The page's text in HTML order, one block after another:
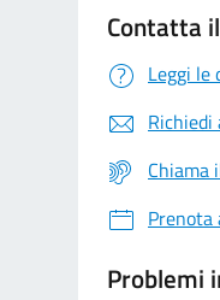
Contatta
Leggi le
Richiedi
Chiama
Problemi